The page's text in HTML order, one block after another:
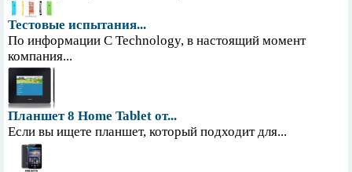
Тестовые испытания...
По информации С Technology, в настоящий момент
компания...
Планшет 8 Home Tablet от...
Если вы ищете планшет, который подходит для...